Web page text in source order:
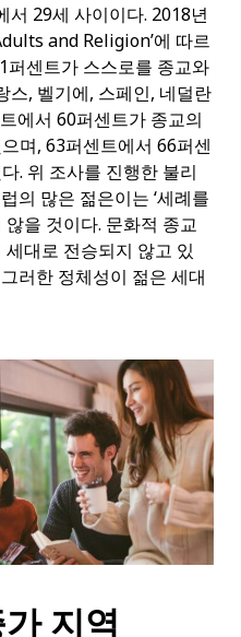
서 29세 사이이다. 2018년
and Religion’에 따르
퍼센트가 스스로를 종교와
스, 벨기에, 스페인, 네덜란
에서 60퍼센트가 종교의
며, 63퍼센트에서 66퍼센
. 위 조사를 진행한 불리
의 많은 젊은이는 ‘세례를
을 것이다. 문화적 종교
대로 전승되지 않고 있
러한 정체성이 젊은 세대
지역